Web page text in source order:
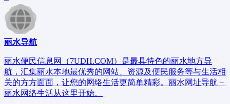
丽水导航
丽水便民信息网（7UDH.COM）是最具特色的丽水地方导
航，汇集丽水本地最优秀的网站、资源及便民服务等与生活相
关的方方面面，让您的网络生活更简单精彩。丽水网址导航－
丽水网络生活从这里开始。